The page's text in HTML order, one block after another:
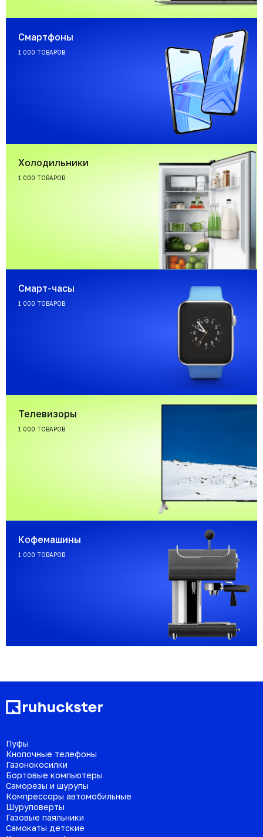
Смартфоны
1 000 ТОВАРОВ
Холодильники
1 000 ТОВАРОВ
Смарт-часы
1 000 ТОВАРОВ
Телевизоры
1 000 ТОВАРОВ
Кофемашины
1 000 ТОВАРОВ
Пуфы
Кнопочные телефоны
Газонокосилки
Бортовые компьютеры
Саморезы и шурупы
Компрессоры автомобильные
Шуруповерты
Газовые паяльники
Самокаты детские